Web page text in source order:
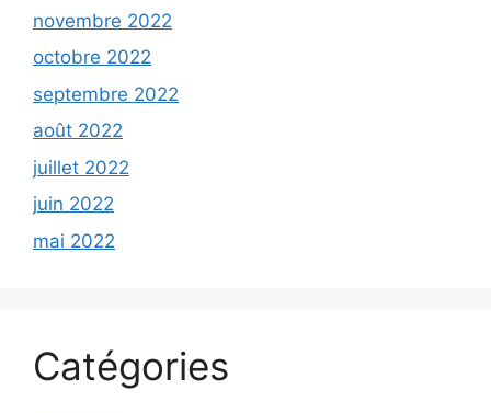
novembre 2022
octobre 2022
septembre 2022
août 2022
juillet 2022
juin 2022
mai 2022
Catégories